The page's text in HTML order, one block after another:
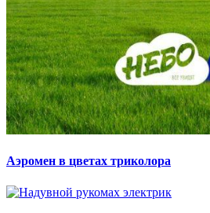
Аэромен в цветах триколора